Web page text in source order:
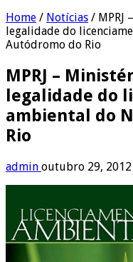
Home / Notícias / MPRJ
legalidade do
Autódromo do Rio
MPRJ –
legalidade do
ambiental do
Rio
admin outubro 29, 2012